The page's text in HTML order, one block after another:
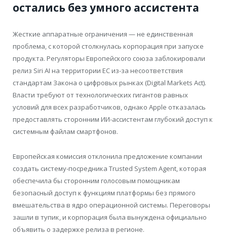
остались без умного ассистента
Жесткие аппаратные ограничения — не единственная
проблема, с которой столкнулась корпорация при запуске
продукта. Регуляторы Европейского союза заблокировали
релиз Siri AI на территории ЕС из-за несоответствия
стандартам Закона о цифровых рынках (Digital Markets Act).
Власти требуют от технологических гигантов равных
условий для всех разработчиков, однако Apple отказалась
предоставлять сторонним ИИ-ассистентам глубокий доступ к
системным файлам смартфонов.
Европейская комиссия отклонила предложение компании
создать систему-посредника Trusted System Agent, которая
обеспечила бы сторонним голосовым помощникам
безопасный доступ к функциям платформы без прямого
вмешательства в ядро операционной системы. Переговоры
зашли в тупик, и корпорация была вынуждена официально
объявить о задержке релиза в регионе.